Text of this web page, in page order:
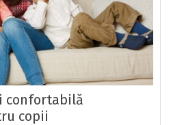
confortabilă
copii